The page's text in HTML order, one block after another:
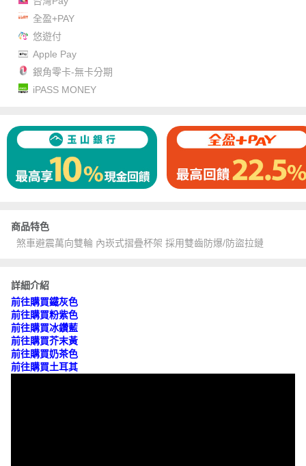
全盈+PAY
悠遊付
Apple Pay
銀角零卡-無卡分期
iPASS MONEY
商品特色
煞車避震萬向雙輪 內崁式摺疊杯架 採用雙齒防爆/防盜拉鏈
詳細介紹
前往購買鐵灰色
前往購買粉紫色
前往購買冰鑽藍
前往購買芥末黃
前往購買奶茶色
前往購買土耳其